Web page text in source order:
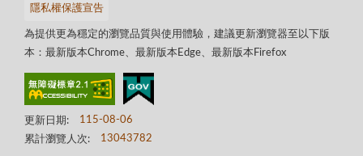
隱私權保護宣告
為提供更為穩定的瀏覽品質與使用體驗，建議更新瀏覽器至以下版
本：最新版本Chrome、最新版本Edge、最新版本Firefox
更新日期:
115-08-06
累計瀏覽人次:
13043782